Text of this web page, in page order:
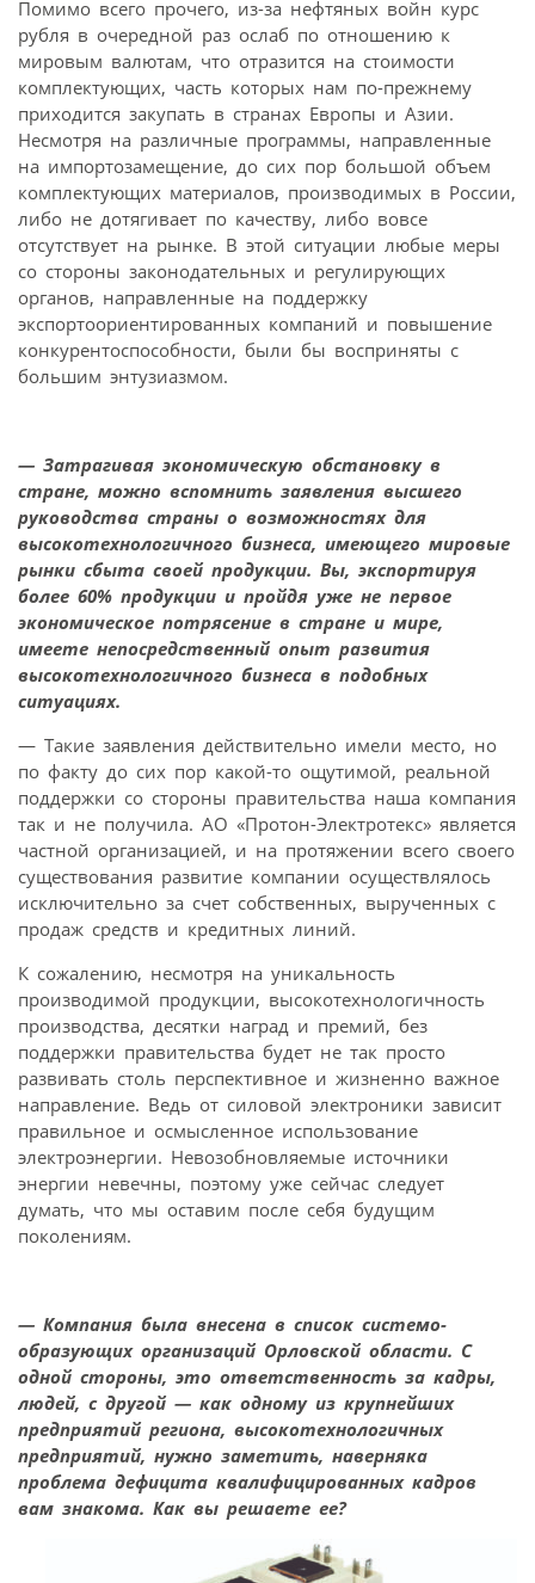
Помимо всего прочего, из-за нефтяных войн курс
рубля в очередной раз ослаб по отношению к
мировым валютам, что отразит­ся на стоимости
комплектующих, часть которых нам по-прежнему
приходится закупать в странах Европы и Азии.
Несмотря на различные программы, направленные
на импортозамещение, до сих пор большой объем
комплектующих материалов, производимых в России,
либо не дотягивает по качеству, либо вовсе
отсутствует на рынке. В этой ситуации любые меры
со стороны законодательных и регулирующих
органов, направленные на поддержку
экспортоориентированных компаний и повышение
конкурентоспособности, были бы восприняты с
большим энтузиазмом.
— Затрагивая экономическую обстановку в
стране, можно вспомнить заявления высшего
руководства страны о возможностях для
высокотехнологичного бизнеса, имеющего мировые
рынки сбыта своей продукции. Вы, экспортируя
более 60% продукции и пройдя уже не первое
экономическое потрясение в стране и мире,
имеете непосредственный опыт развития
высокотехнологичного бизнеса в подобных
ситуациях.
— Такие заявления действительно имели место, но
по факту до сих пор какой-то ощутимой, реальной
поддержки со стороны правительства наша компания
так и не получила. АО «Протон-Электротекс» является
частной организацией, и на протяжении всего своего
существования развитие компании осуществлялось
исключительно за счет собственных, вырученных с
продаж средств и кредитных линий.
К сожалению, несмотря на уникальность
производимой продукции, высокотехнологичность
производства, десятки наград и премий, без
поддержки правительства будет не так просто
развивать столь перспективное и жизненно важное
направление. Ведь от силовой электроники зависит
правильное и осмысленное использование
электроэнергии. Невозобновляемые источники
энергии невечны, поэтому уже сейчас следует
думать, что мы оставим после себя будущим
поколениям.
— Компания была внесена в список системо­
образующих организаций Орловской области. С
одной стороны, это ответственность за кадры,
людей, с другой — как одному из крупнейших
предприятий региона, высокотехнологичных
предприятий, нужно заметить, наверняка
проблема дефицита квалифицированных кадров
вам знакома. Как вы решаете ее?